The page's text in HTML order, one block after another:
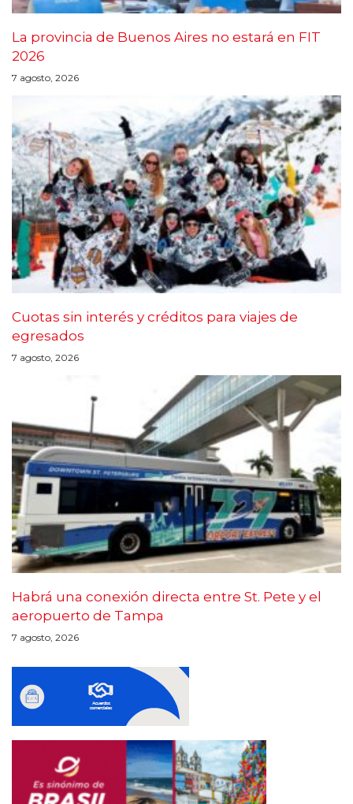
La provincia de Buenos Aires no estará en FIT
2026
7 agosto, 2026
Cuotas sin interés y créditos para viajes de
egresados
7 agosto, 2026
Habrá una conexión directa entre St. Pete y el
aeropuerto de Tampa
7 agosto, 2026